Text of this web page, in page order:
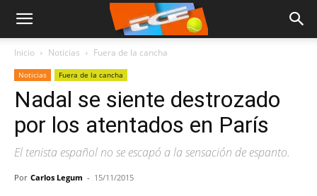
Inicio Noticias Fuera de la cancha
Noticias Fuera de la cancha
Nadal se siente destrozado
por los atentados en París
El tenista español no se escapó a la sensación de espanto.
Por Carlos Legum - 15/11/2015